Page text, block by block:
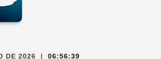
DE 2026 | 06:56:40